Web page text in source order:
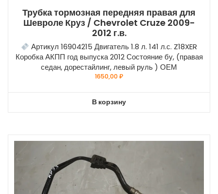
Трубка тормозная передняя правая для
Шевроле Круз / Chevrolet Cruze 2009-
2012 г.в.
Артикул 16904215 Двигатель 1.8 л. 141 л.с. Z18XER
Коробка АКПП год выпуска 2012 Состояние бу, (правая
седан, дорестайлинг, левый руль ) ОЕМ
1650,00₽
В корзину